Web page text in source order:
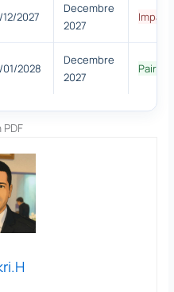
2027
Decembre
2027
Impaire
01/2028
Decembre
2027
Paire